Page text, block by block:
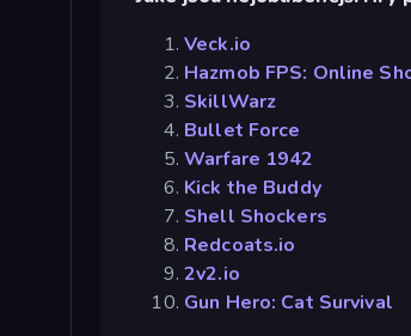
Veck.io
Hazmob FPS: Online
SkillWarz
Bullet Force
Warfare 1942
Kick the Buddy
Shell Shockers
Redcoats.io
2v2.io
Gun Hero: Cat Survival